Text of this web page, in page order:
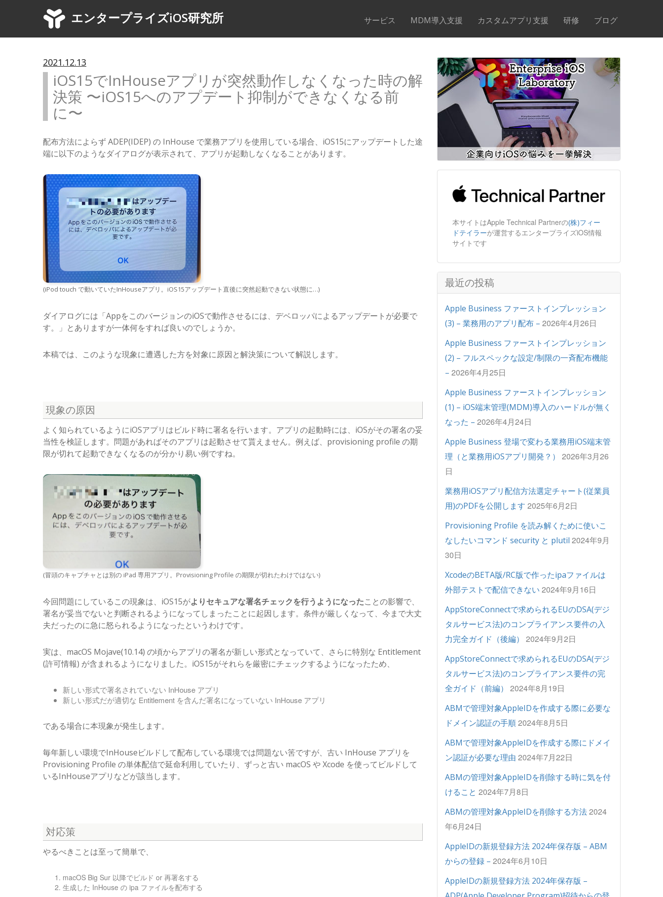
エンタープライズiOS研究所 サービス MDM導入支援 カスタムアプリ支援 研修 ブログ
2021.12.13
iOS15でInHouseアプリが突然動作しなくなった時の解
決策 〜iOS15へのアプデート抑制ができなくなる前
に〜
配布方法によらず ADEP(IDEP) の InHouse で業務アプリを使用している場合、iOS15にアップデートした途
端に以下のようなダイアログが表示されて、アプリが起動しなくなることがあります。
(iPod touch で動いていたInHouseアプリ。iOS15アップデート直後に突然起動できない状態に…)
ダイアログには「AppをこのバージョンのiOSで動作させるには、デベロッパによるアップデートが必要で
す。」とありますが一体何をすれば良いのでしょうか。
本稿では、このような現象に遭遇した方を対象に原因と解決策について解説します。
現象の原因
よく知られているようにiOSアプリはビルド時に署名を行います。アプリの起動時には、iOSがその署名の妥
当性を検証します。問題があればそのアプリは起動させて貰えません。例えば、provisioning profile の期
限が切れて起動できなくなるのが分かり易い例ですね。
(冒頭のキャプチャとは別の iPad 専用アプリ。Provisioning Profile の期限が切れたわけではない)
今回問題にしているこの現象は、iOS15がよりセキュアな署名チェックを行うようになったことの影響で、
署名が妥当でないと判断されるようになってしまったことに起因します。条件が厳しくなって、今まで大丈
夫だったのに急に怒られるようになったというわけです。
実は、macOS Mojave(10.14) の頃からアプリの署名が新しい形式となっていて、さらに特別な Entitlement
(許可情報) が含まれるようになりました。iOS15がそれらを厳密にチェックするようになったため、
新しい形式で署名されていない InHouse アプリ
新しい形式だが適切な Entitlement を含んだ署名になっていない InHouse アプリ
である場合に本現象が発生します。
毎年新しい環境でInHouseビルドして配布している環境では問題ない筈ですが、古い InHouse アプリを
Provisioning Profile の単体配信で延命利用していたり、ずっと古い macOS や Xcode を使ってビルドして
いるInHouseアプリなどが該当します。
対応策
やるべきことは至って簡単で、
macOS Big Sur 以降でビルド or 再署名する
生成した InHouse の ipa ファイルを配布する
本サイトはApple Technical Partnerの(株)フィー
ドテイラーが運営するエンタープライズiOS情報
サイトです
最近の投稿
Apple Business ファーストインプレッション
(3) – 業務用のアプリ配布 – 2026年4月26日
Apple Business ファーストインプレッション
(2) – フルスペックな設定/制限の一斉配布機能
– 2026年4月25日
Apple Business ファーストインプレッション
(1) – iOS端末管理(MDM)導入のハードルが無く
なった – 2026年4月24日
Apple Business 登場で変わる業務用iOS端末管
理（と業務用iOSアプリ開発？）
2026年3月26
日
業務用iOSアプリ配信方法選定チャート(従業員
用)のPDFを公開します 2025年6月2日
Provisioning Profile を読み解くために使いこ
なしたいコマンド security と plutil 2024年9月
30日
XcodeのBETA版/RC版で作ったipaファイルは
外部テストで配信できない 2024年9月16日
AppStoreConnectで求められるEUのDSA(デジ
タルサービス法)のコンプライアンス要件の入
力完全ガイド（後編）
2024年9月2日
AppStoreConnectで求められるEUのDSA(デジ
タルサービス法)のコンプライアンス要件の完
全ガイド（前編）
2024年8月19日
ABMで管理対象AppleIDを作成する際に必要な
ドメイン認証の手順2024年8月5日
ABMで管理対象AppleIDを作成する際にドメイ
ン認証が必要な理由 2024年7月22日
ABMの管理対象AppleIDを削除する時に気を付
けること 2024年7月8日
ABMの管理対象AppleIDを削除する方法2024
年6月24日
AppleIDの新規登録方法 2024年保存版 – ABM
からの登録 – 2024年6月10日
AppleIDの新規登録方法 2024年保存版 –